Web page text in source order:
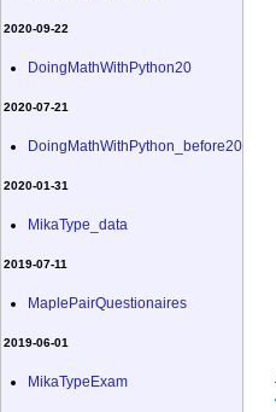
2020-09-22
DoingMathWithPython20
2020-07-21
DoingMathWithPython_before20
2020-01-31
MikaType_data
2019-07-11
MaplePairQuestionaires
2019-06-01
MikaTypeExam